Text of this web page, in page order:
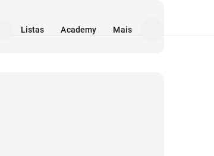
Listas Academy Mais